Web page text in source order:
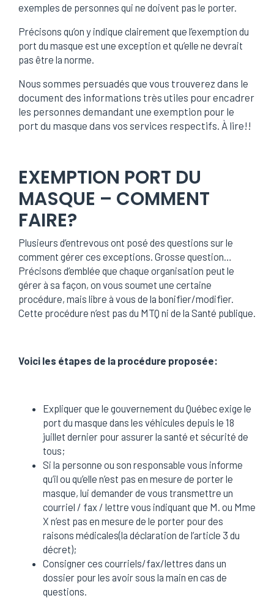
exemples de personnes qui ne doivent pas le porter.
Précisons qu’on y indique clairement que l’exemption du
port du masque est une exception et qu’elle ne devrait
pas être la norme.
Nous sommes persuadés que vous trouverez dans le
document des informations très utiles pour encadrer
les personnes demandant une exemption pour le
port du masque dans vos services respectifs. À lire!!
EXEMPTION PORT DU
MASQUE – COMMENT
FAIRE?
Plusieurs d’entrevous ont posé des questions sur le
comment gérer ces exceptions. Grosse question…
Précisons d’emblée que chaque organisation peut le
gérer à sa façon, on vous soumet une certaine
procédure, mais libre à vous de la bonifier/modifier.
Cette procédure n’est pas du MTQ ni de la Santé publique.
Voici les étapes de la procédure proposée:
Expliquer que le gouvernement du Québec exige le
port du masque dans les véhicules depuis le 18
juillet dernier pour assurer la santé et sécurité de
tous;
Si la personne ou son responsable vous informe
qu’il ou qu’elle n’est pas en mesure de porter le
masque, lui demander de vous transmettre un
courriel / fax / lettre vous indiquant que M. ou Mme
X n’est pas en mesure de le porter pour des
raisons médicales(la déclaration de l’article 3 du
décret);
Consigner ces courriels/fax/lettres dans un
dossier pour les avoir sous la main en cas de
questions.